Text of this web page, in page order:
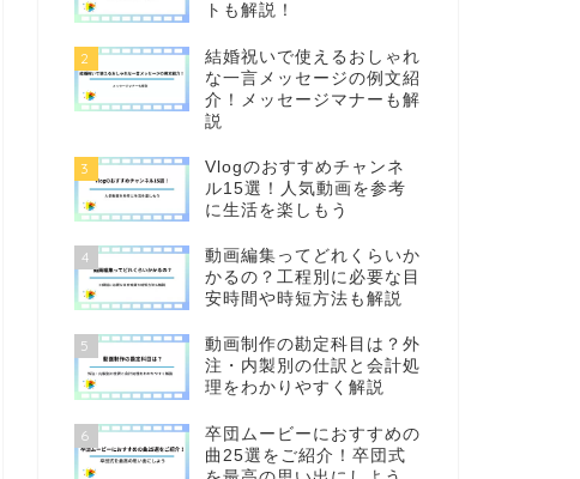
トも解説！
2
結婚祝いで使えるおしゃれ
な一言メッセージの例文紹
介！メッセージマナーも解
説
3
Vlogのおすすめチャンネ
ル15選！人気動画を参考
に生活を楽しもう
4
動画編集ってどれくらいか
かるの？工程別に必要な目
安時間や時短方法も解説
5
動画制作の勘定科目は？外
注・内製別の仕訳と会計処
理をわかりやすく解説
6
卒団ムービーにおすすめの
曲25選をご紹介！卒団式